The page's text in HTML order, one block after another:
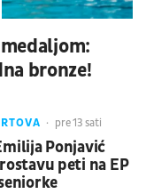
bronze!
pre 13 sati
Ponjavić
peti na EP